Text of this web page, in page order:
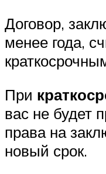
Договор,
менее года,
При
вас не будет
права на
новый срок.